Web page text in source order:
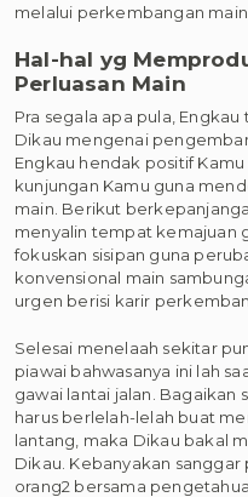
melalui perkembangan main.
Hal-hal yg
Perluasan Main
Pra segala apa pula,
Dikau mengenai
Engkau hendak positif
kunjungan Kamu guna
main. Berikut
menyalin tempat kemajuan
fokuskan sisipan guna
konvensional main
urgen berisi karir
Selesai menelaah sekitar
piawai bahwasanya ini lah
gawai lantai jalan. Bagaikan
harus berlelah-lelah buat
lantang, maka Dikau bakal
Dikau. Kebanyakan
orang2 bersama